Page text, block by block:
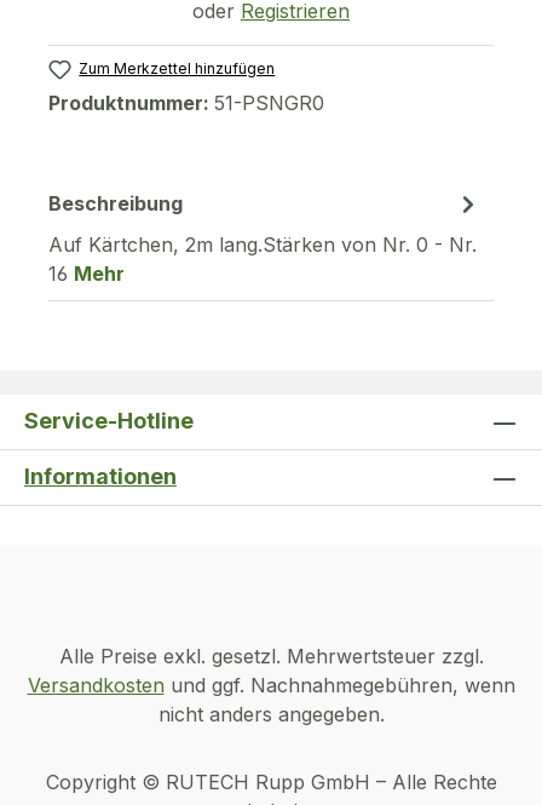
oder Registrieren
Zum Merkzettel hinzufügen
Produktnummer: 51-PSNGR0
Beschreibung
Auf Kärtchen, 2m lang.Stärken von Nr. 0 - Nr.
16 Mehr
Service-Hotline
Informationen
Alle Preise exkl. gesetzl. Mehrwertsteuer zzgl.
Versandkosten und ggf. Nachnahmegebühren, wenn
nicht anders angegeben.
Copyright © RUTECH Rupp GmbH – Alle Rechte